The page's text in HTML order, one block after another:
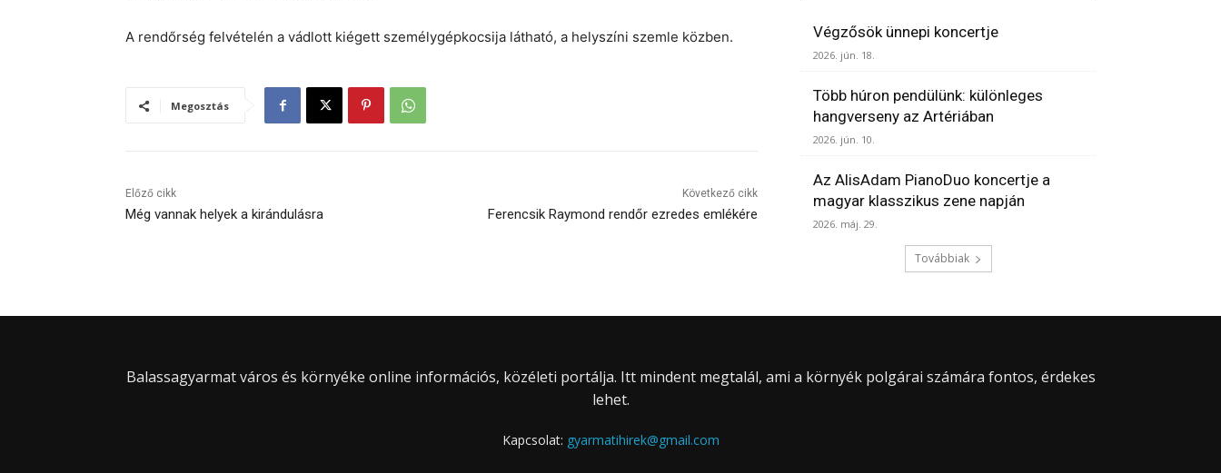
A rendőrség felvételén a vádlott kiégett személygépkocsija látható, a helyszíni szemle közben.
Megosztás
Előző cikk
Még vannak helyek a kirándulásra
Következő cikk
Ferencsik Raymond rendőr ezredes emlékére
Végzősök ünnepi koncertje
2026. jún. 18.
Több húron pendülünk: különleges
hangverseny az Artériában
2026. jún. 10.
Az AlisAdam PianoDuo koncertje a
magyar klasszikus zene napján
2026. máj. 29.
Továbbiak
Balassagyarmat város és környéke online információs, közéleti portálja. Itt mindent megtalál, ami a környék polgárai számára fontos, érdekes
lehet.
Kapcsolat: gyarmatihirek@gmail.com